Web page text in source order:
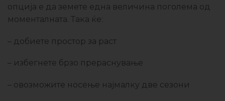
опција е да земете една величина поголема од
моменталната. Така ќе:
– добиете простор за раст
– избегнете брзо прераснување
– овозможите носење најмалку две сезони